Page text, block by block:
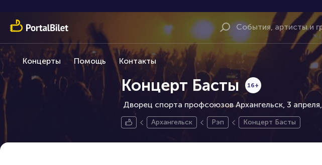
Концерты Помощь Контакты
Концерт Басты
Дворец спорта профсоюзов Архангельск, 3 апреля,
16+
Архангельск Рэп Концерт Басты